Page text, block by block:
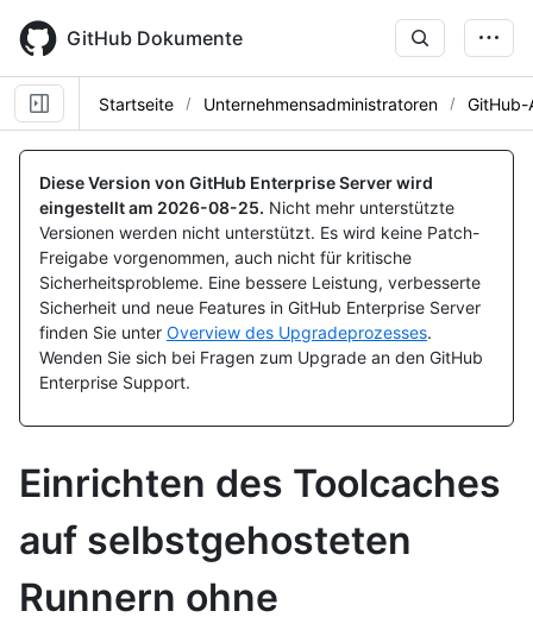
main
content
GitHub Dokumente
Startseite Unternehmensadministratoren GitHub-
Diese Version von GitHub Enterprise Server wird
eingestellt am 2026-08-25. Nicht mehr unterstützte
Versionen werden nicht unterstützt. Es wird keine Patch-
Freigabe vorgenommen, auch nicht für kritische
Sicherheitsprobleme. Eine bessere Leistung, verbesserte
Sicherheit und neue Features in GitHub Enterprise Server
finden Sie unter Overview des Upgradeprozesses.
Wenden Sie sich bei Fragen zum Upgrade an den GitHub
Enterprise Support.
Einrichten des Toolcaches
auf selbstgehosteten
Runnern ohne